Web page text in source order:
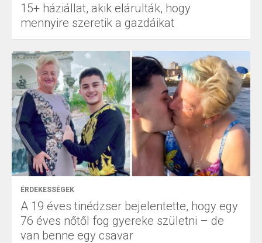
15+ háziállat, akik elárulták, hogy
mennyire szeretik a gazdáikat
ÉRDEKESSÉGEK
A 19 éves tinédzser bejelentette, hogy egy
76 éves nőtől fog gyereke születni – de
van benne egy csavar